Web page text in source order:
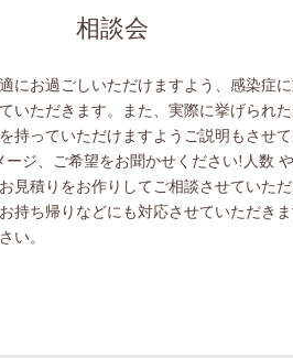
相談会
にお過ごしいただけますよう、感染症
いただきます。また、実際に挙げられ
持っていただけますようご説明もさせて
ージ、ご希望をお聞かせください!人数
見積りをお作りしてご相談させていた
持ち帰りなどにも対応させていただき
い。